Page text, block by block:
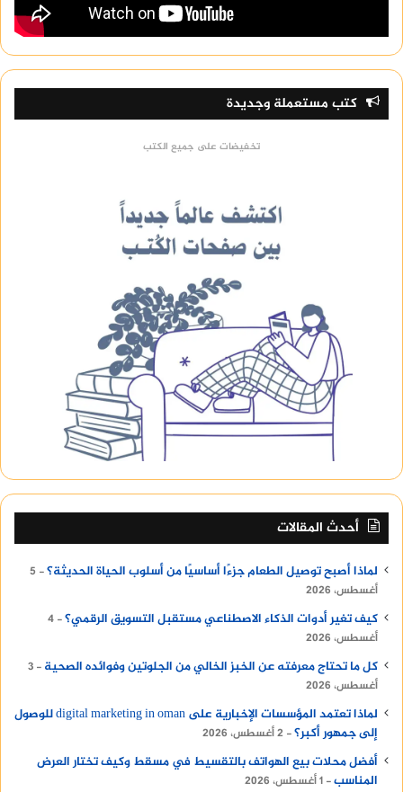
كتب مستعملة وجديدة
تخفيضات على جميع الكتب
أحدث المقالات
لماذا أصبح توصيل الطعام جزءًا أساسيًا من أسلوب الحياة الحديثة؟
5
أغسطس، 2026
كيف تغير أدوات الذكاء الاصطناعي مستقبل التسويق الرقمي؟ 4
أغسطس، 2026
كل ما تحتاج معرفته عن الخبز الخالي من الجلوتين وفوائده الصحية
3
أغسطس، 2026
لماذا تعتمد المؤسسات الإخبارية على digital marketing in oman للوصول
إلى جمهور أكبر؟ 2 أغسطس، 2026
أفضل محلات بيع الهواتف بالتقسيط في مسقط وكيف تختار العرض
المناسب 1 أغسطس، 2026